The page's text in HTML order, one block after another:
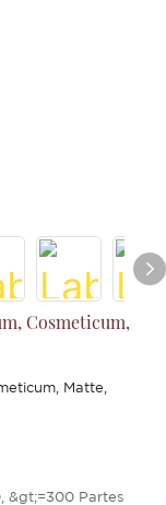
Cosmeticum,
Matte,
&gt;=300 Partes